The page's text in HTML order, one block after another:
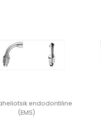
endodontiline
(EMS)